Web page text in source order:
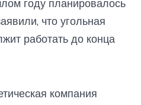
искусственного
мы собираемся
быстрой основе —
построить
уголь в качестве
году планировалось
что угольная
работать до конца
компания